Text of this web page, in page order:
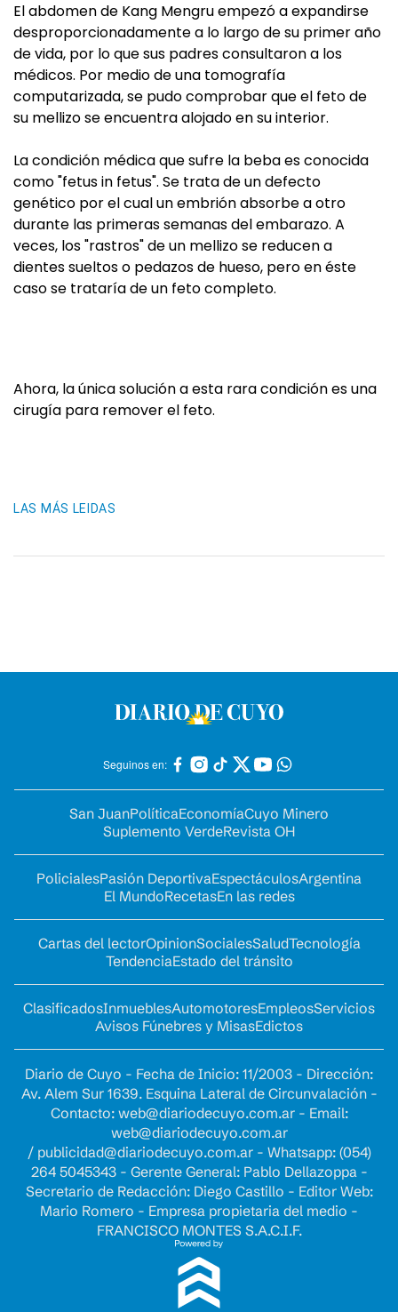
El abdomen de Kang Mengru empezó a expandirse
desproporcionadamente a lo largo de su primer año
de vida, por lo que sus padres consultaron a los
médicos. Por medio de una tomografía
computarizada, se pudo comprobar que el feto de
su mellizo se encuentra alojado en su interior.
La condición médica que sufre la beba es conocida
como "fetus in fetus". Se trata de un defecto
genético por el cual un embrión absorbe a otro
durante las primeras semanas del embarazo. A
veces, los "rastros" de un mellizo se reducen a
dientes sueltos o pedazos de hueso, pero en éste
caso se trataría de un feto completo.
Ahora, la única solución a esta rara condición es una
cirugía para remover el feto.
LAS MÁS LEIDAS
Seguinos en:
San JuanPolíticaEconomíaCuyo Minero
Suplemento VerdeRevista OH
PolicialesPasión DeportivaEspectáculosArgentina
El MundoRecetasEn las redes
Cartas del lectorOpinionSocialesSaludTecnología
TendenciaEstado del tránsito
ClasificadosInmueblesAutomotoresEmpleosServicios
Avisos Fúnebres y MisasEdictos
Diario de Cuyo - Fecha de Inicio: 11/2003 - Dirección:
Av. Alem Sur 1639. Esquina Lateral de Circunvalación -
Contacto: web@diariodecuyo.com.ar- Email:
web@diariodecuyo.com.ar
/ publicidad@diariodecuyo.com.ar- Whatsapp: (054)
264 5045343 - Gerente General: Pablo Dellazoppa -
Secretario de Redacción: Diego Castillo - Editor Web:
Mario Romero - Empresa propietaria del medio -
FRANCISCO MONTES S.A.C.I.F.